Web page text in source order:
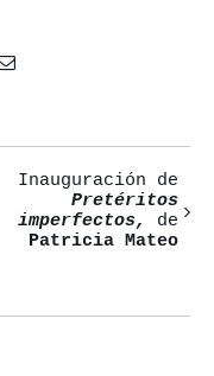
Correo
Inauguración de
Pretéritos
imperfectos,
de
Patricia Mateo